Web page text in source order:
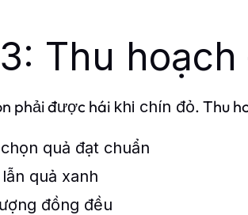
Thu
phải được hái khi chín đỏ. Thu
quả đạt chuẩn
quả xanh
đồng đều